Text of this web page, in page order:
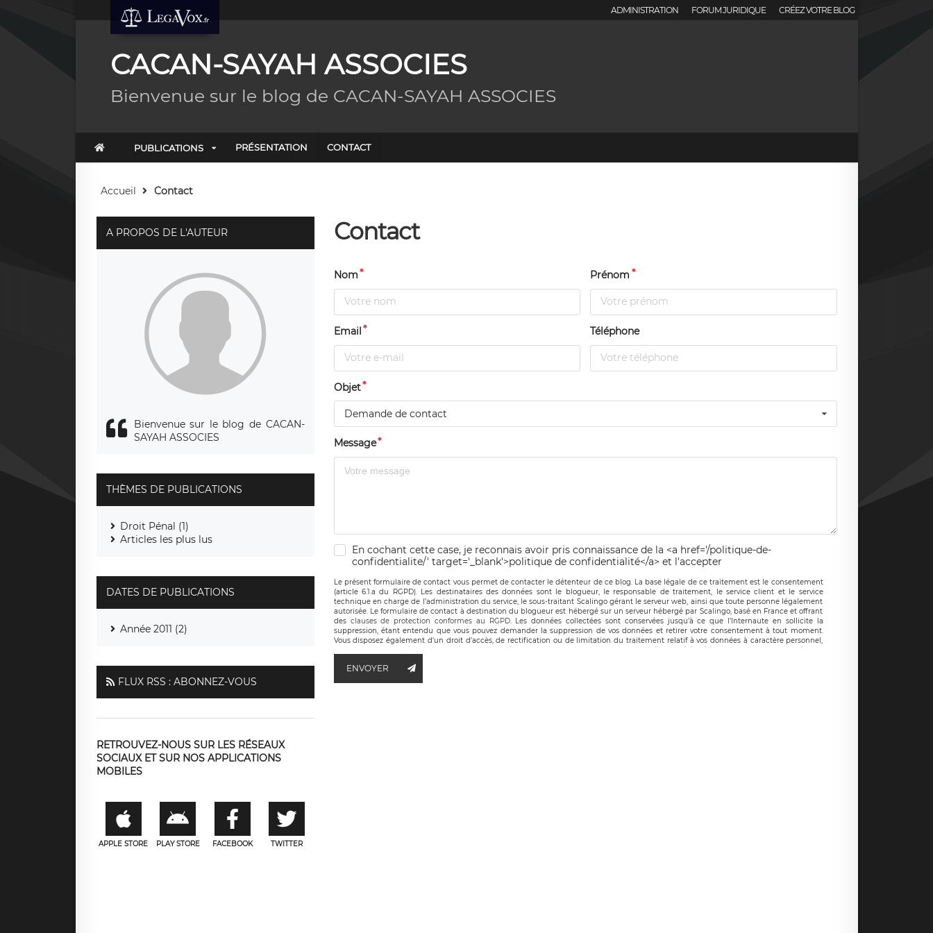
ADMINISTRATION FORUM JURIDIQUE CRÉEZ VOTRE BLOG
CACAN-SAYAH ASSOCIES
Bienvenue sur le blog de CACAN-SAYAH ASSOCIES
PUBLICATIONS PRÉSENTATION CONTACT
Accueil Contact
Contact
Nom Prénom
Email Téléphone
Objet
Demande de contact
Message
En cochant cette case, je reconnais avoir pris connaissance de la <a href='/politique-de-
confidentialite/' target='_blank'>politique de confidentialité</a> et l'accepter
Le présent formulaire de contact vous permet de contacter le détenteur de ce blog. La base légale de ce traitement est le consentement
(article 6.1.a du RGPD). Les destinataires des données sont le blogueur, le responsable de traitement, le service client et le service
technique en charge de l’administration du service, le sous-traitant Scalingo gérant le serveur web, ainsi que toute personne légalement
autorisée. Le formulaire de contact à destination du blogueur est hébergé sur un serveur hébergé par Scalingo, basé en France et offrant
des clauses de protection conformes au RGPD. Les données collectées sont conservées jusqu’à ce que l’Internaute en sollicite la
suppression, étant entendu que vous pouvez demander la suppression de vos données et retirer votre consentement à tout moment.
Vous disposez également d’un droit d’accès, de rectification ou de limitation du traitement relatif à vos données à caractère personnel,
responsable de traitement est la société LÉGAVOX, sis 9 rue Léopold Sédar Senghor, joignable à l’adresse mail :
ENVOYER
A PROPOS DE L'AUTEUR
Bienvenue sur le blog de CACAN-
SAYAH ASSOCIES
THÈMES DE PUBLICATIONS
Droit Pénal (1)
Articles les plus lus
DATES DE PUBLICATIONS
Année 2011 (2)
FLUX RSS : ABONNEZ-VOUS
RETROUVEZ-NOUS SUR LES RÉSEAUX
SOCIAUX ET SUR NOS APPLICATIONS
MOBILES
APPLE STORE PLAY STORE FACEBOOK TWITTER